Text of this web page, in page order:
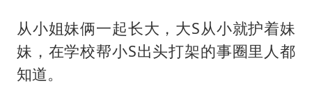
从小姐妹俩一起长大，大S从小就护着妹
妹，在学校帮小S出头打架的事圈里人都
知道。